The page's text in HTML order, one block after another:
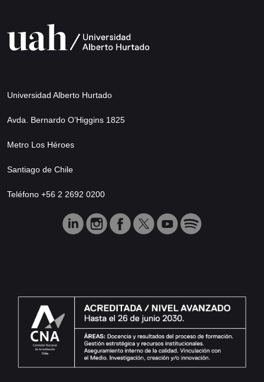
Universidad Alberto Hurtado
Avda. Bernardo O’Higgins 1825
Metro Los Héroes
Santiago de Chile
Teléfono +56 2 2692 0200